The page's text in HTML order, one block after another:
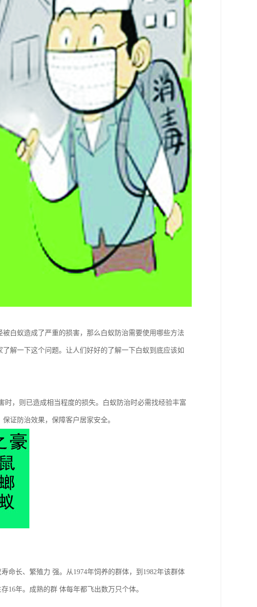
白蚁造成了严重的损害，那么白蚁防治需要使用哪些方法
解一下这个问题。让人们好好的了解一下白蚁到底应该如
，则已造成相当程度的损失。白蚁防治时必需找经验丰富
证防治效果，保障客户居家安全。
命长、繁殖力 强。从1974年饲养的群体，到1982年该群体
16年。成熟的群 体每年都飞出数万只个体。